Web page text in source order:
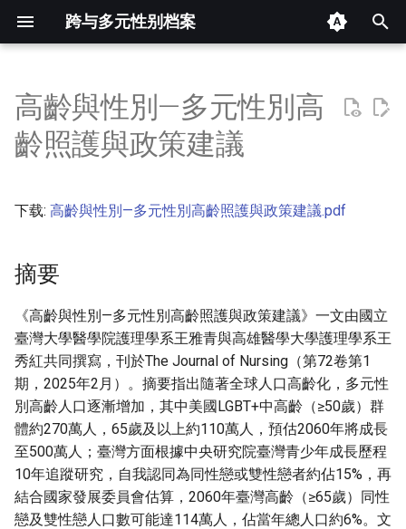
跨与多元性别档案
入
以
开
摘要
正文
高齡與性別—多元性別高
齡照護與政策建議
下载: 高齡與性別—多元性別高齡照護與政策建議.pdf
摘要
《高齡與性別—多元性別高齡照護與政策建議》一文由國立
臺灣大學醫學院護理學系王雅青與高雄醫學大學護理學系王
秀紅共同撰寫，刊於The Journal of Nursing（第72卷第1
期，2025年2月）。摘要指出隨著全球人口高齡化，多元性
別高齡人口逐漸增加，其中美國LGBT+中高齡（≥50歲）群
體約270萬人，65歲及以上約110萬人，預估2060年將成長
至500萬人；臺灣方面根據中央研究院臺灣青少年成長歷程
10年追蹤研究，自我認同為同性戀或雙性戀者約佔15%，再
結合國家發展委員會估算，2060年臺灣高齡（≥65歲）同性
戀及雙性戀人口數可能達114萬人，佔當年總人口約6%。文